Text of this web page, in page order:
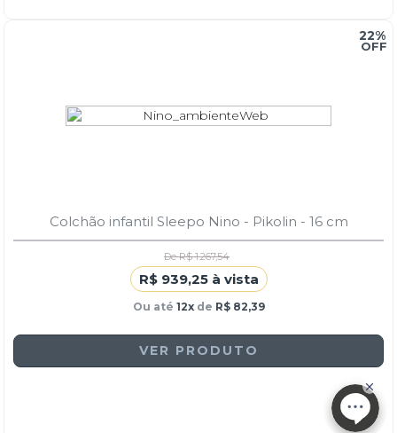
22%
Colchão infantil Sleepo Nino - Pikolin - 16 cm
De R$ 1.267,54
R$ 939,25 à vista
Ou até 12xde R$ 82,39
VER PRODUTO